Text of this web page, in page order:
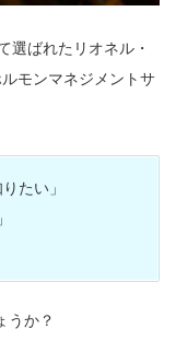
選ばれたリオネル・
モンマネジメントサ
たい」
うか？